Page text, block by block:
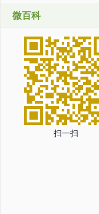
微百科
扫一扫